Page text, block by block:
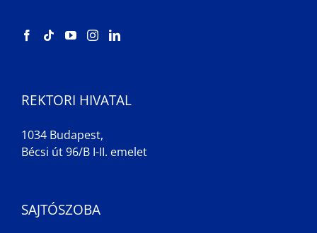
REKTORI HIVATAL
1034 Budapest,
Bécsi út 96/B I-II. emelet
SAJTÓSZOBA